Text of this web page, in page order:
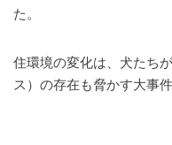
た。
住環境の変化は、犬たち
ス）の存在も脅かす大事